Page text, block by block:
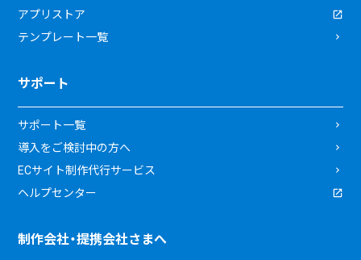
アプリストア
テンプレート一覧
サポート
サポート一覧
導入をご検討中の方へ
ECサイト制作代行サービス
ヘルプセンター
制作会社・提携会社さまへ